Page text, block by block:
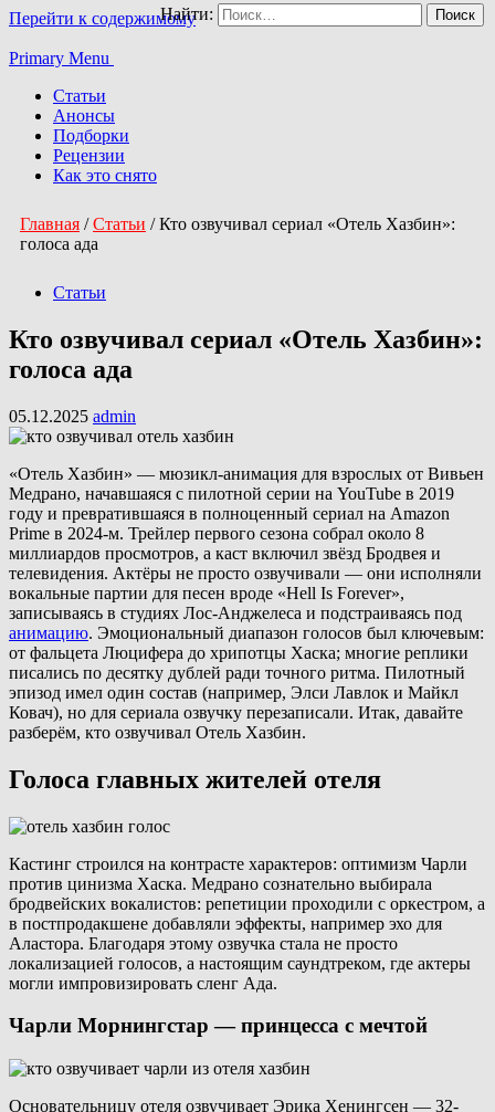
Перейти к содержимому
Primary Menu
Статьи
Анонсы
Подборки
Рецензии
Как это снято
Найти:
Главная /Статьи /Кто озвучивал сериал «Отель Хазбин»:
голоса ада
Статьи
Кто озвучивал сериал «Отель Хазбин»:
голоса ада
05.12.2025 admin
«Отель Хазбин» — мюзикл-анимация для взрослых от Вивьен
Медрано, начавшаяся с пилотной серии на YouTube в 2019
году и превратившаяся в полноценный сериал на Amazon
Prime в 2024-м. Трейлер первого сезона собрал около 8
миллиардов просмотров, а каст включил звёзд Бродвея и
телевидения. Актёры не просто озвучивали — они исполняли
вокальные партии для песен вроде «Hell Is Forever»,
записываясь в студиях Лос-Анджелеса и подстраиваясь под
анимацию. Эмоциональный диапазон голосов был ключевым:
от фальцета Люцифера до хрипотцы Хаска; многие реплики
писались по десятку дублей ради точного ритма. Пилотный
эпизод имел один состав (например, Элси Лавлок и Майкл
Ковач), но для сериала озвучку перезаписали. Итак, давайте
разберём, кто озвучивал Отель Хазбин.
Голоса главных жителей отеля
Кастинг строился на контрасте характеров: оптимизм Чарли
против цинизма Хаска. Медрано сознательно выбирала
бродвейских вокалистов: репетиции проходили с оркестром, а
в постпродакшене добавляли эффекты, например эхо для
Аластора. Благодаря этому озвучка стала не просто
локализацией голосов, а настоящим саундтреком, где актеры
могли импровизировать сленг Ада.
Чарли Морнингстар — принцесса с мечтой
Основательницу отеля озвучивает Эрика Хенингсен — 32-